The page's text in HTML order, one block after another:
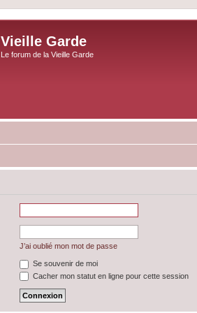
Vieille Garde
Le forum de la Vieille Garde
J’ai oublié mon mot de passe
Se souvenir de moi
Cacher mon statut en ligne pour cette session